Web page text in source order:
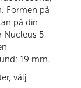
Formen på
på din
Nucleus 5
19 mm.
välj